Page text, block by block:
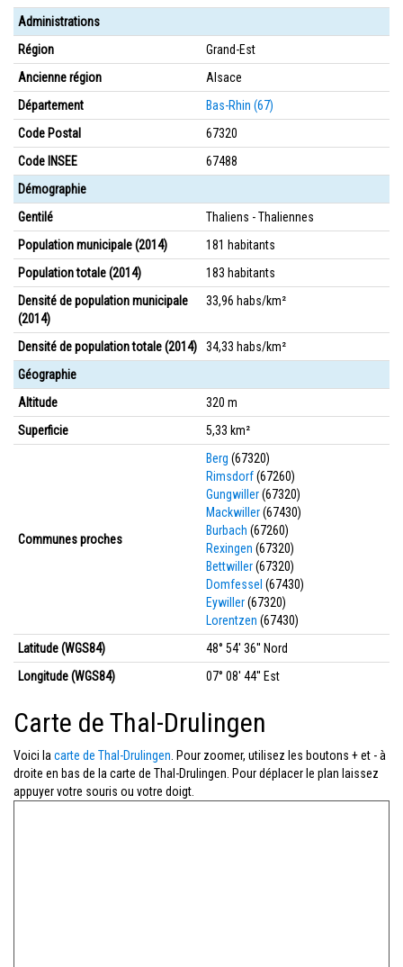
Administrations
Région
Grand-Est
Ancienne région
Alsace
Département
Bas-Rhin (67)
Code Postal
67320
Code INSEE
67488
Démographie
Gentilé
Thaliens - Thaliennes
Population municipale (2014)
181 habitants
Population totale (2014)
183 habitants
Densité de population municipale
(2014)
33,96 habs/km²
Densité de population totale (2014)
34,33 habs/km²
Géographie
Altitude
320 m
Superficie
5,33 km²
Communes proches
Berg (67320)
Rimsdorf(67260)
Gungwiller(67320)
Mackwiller(67430)
Burbach (67260)
Rexingen (67320)
Bettwiller(67320)
Domfessel (67430)
Eywiller(67320)
Lorentzen (67430)
Latitude (WGS84)
48° 54' 36'' Nord
Longitude (WGS84)
07° 08' 44'' Est
Carte de Thal-Drulingen
Voici la carte de Thal-Drulingen . Pour zoomer, utilisez les boutons + et - à
droite en bas de la carte de Thal-Drulingen. Pour déplacer le plan laissez
appuyer votre souris ou votre doigt.